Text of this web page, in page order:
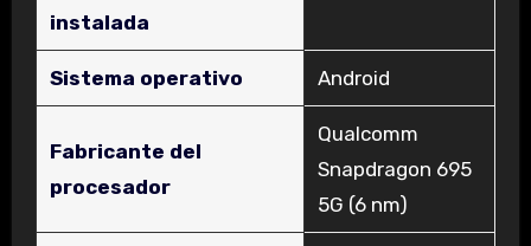
instalada
Sistema operativo ‎Android
Fabricante del
procesador
‎Qualcomm
Snapdragon 695
5G (6 nm)